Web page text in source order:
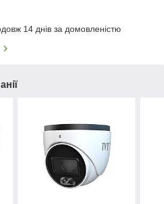
14 днів за домовленістю